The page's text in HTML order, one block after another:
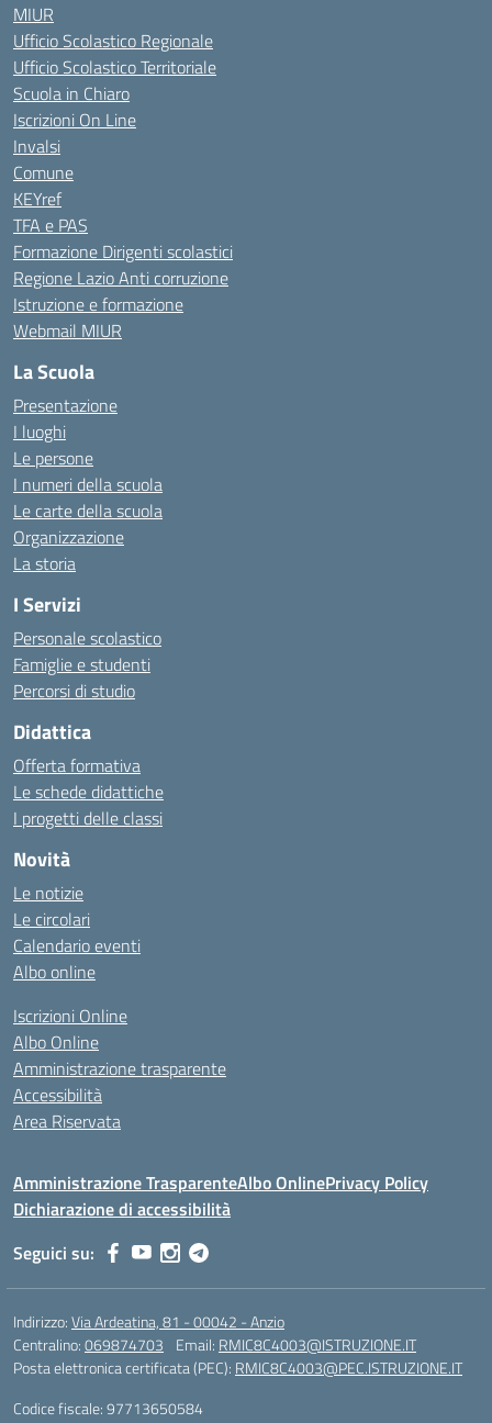
MIUR
Ufficio Scolastico Regionale
Ufficio Scolastico Territoriale
Scuola in Chiaro
Iscrizioni On Line
Invalsi
Comune
KEYref
TFA e PAS
Formazione Dirigenti scolastici
Regione Lazio Anti corruzione
Istruzione e formazione
Webmail MIUR
La Scuola
Presentazione
I luoghi
Le persone
I numeri della scuola
Le carte della scuola
Organizzazione
La storia
I Servizi
Personale scolastico
Famiglie e studenti
Percorsi di studio
Didattica
Offerta formativa
Le schede didattiche
I progetti delle classi
Novità
Le notizie
Le circolari
Calendario eventi
Albo online
Iscrizioni Online
Albo Online
Amministrazione trasparente
Accessibilità
Area Riservata
Amministrazione TrasparenteAlbo OnlinePrivacy Policy
Dichiarazione di accessibilità
Seguici su:
Indirizzo:Via Ardeatina, 81 - 00042 - Anzio
Centralino:069874703 Email: RMIC8C4003@ISTRUZIONE.IT
Posta elettronica certificata (PEC): RMIC8C4003@PEC.ISTRUZIONE.IT
Codice fiscale: 97713650584